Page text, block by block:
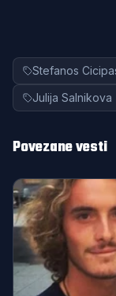
Stefanos
Julija Salnikova
Povezane vesti